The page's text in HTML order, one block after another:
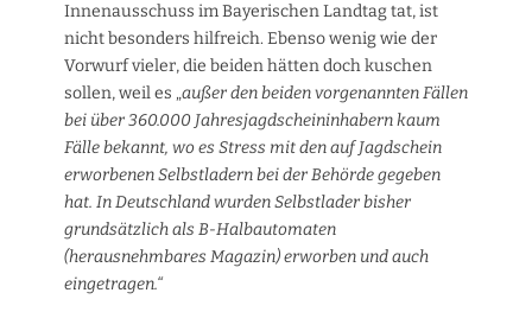
Innenausschuss im Bayerischen Landtag tat, ist
nicht besonders hilfreich. Ebenso wenig wie der
Vorwurf vieler, die beiden hätten doch kuschen
sollen, weil es „außer den beiden vorgenannten Fällen
bei über 360.000 Jahresjagdscheininhabern kaum
Fälle bekannt, wo es Stress mit den auf Jagdschein
erworbenen Selbstladern bei der Behörde gegeben
hat. In Deutschland wurden Selbstlader bisher
grundsätzlich als B-Halbautomaten
(herausnehmbares Magazin) erworben und auch
eingetragen.“